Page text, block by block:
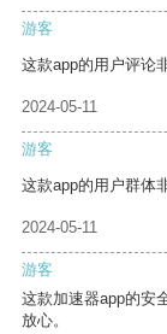
游客
这款app的用户评论
2024-05-11
游客
这款app的用户群体
2024-05-11
游客
这款加速器app的安
放心。